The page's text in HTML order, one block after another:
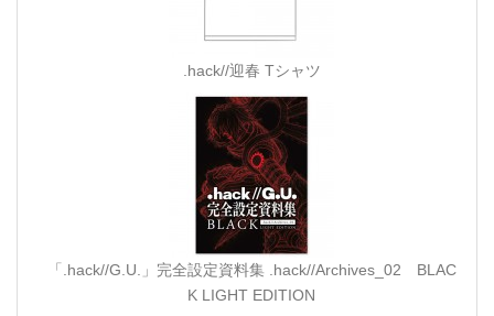
.hack//迎春 Tシャツ
「.hack//G.U.」完全設定資料集 .hack//Archives_02 BLAC
K LIGHT EDITION